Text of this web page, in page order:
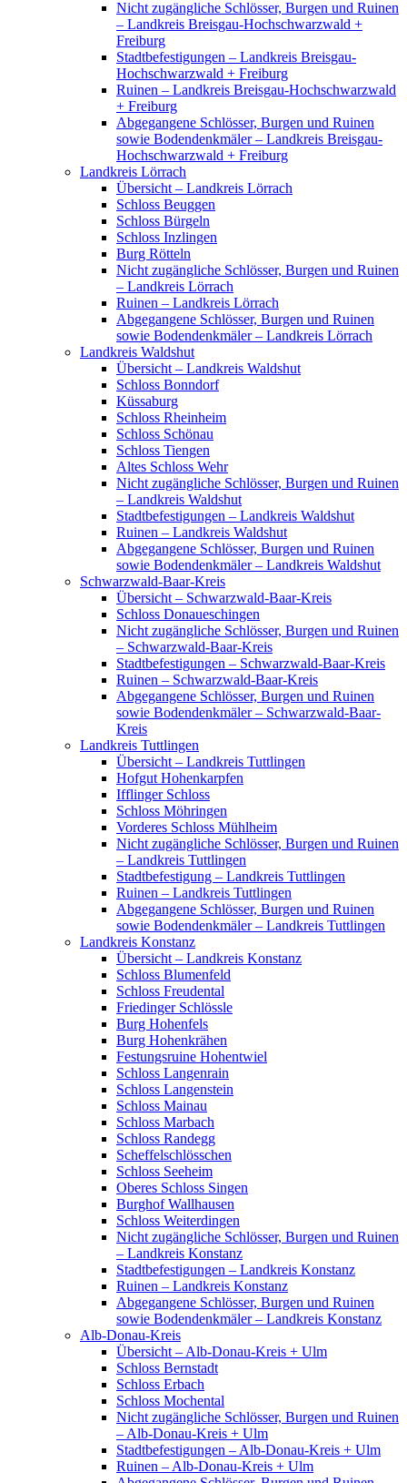
Nicht zugängliche Schlösser, Burgen und Ruinen
– Landkreis Breisgau-Hochschwarzwald +
Freiburg
Stadtbefestigungen – Landkreis Breisgau-
Hochschwarzwald + Freiburg
Ruinen – Landkreis Breisgau-Hochschwarzwald
+ Freiburg
Abgegangene Schlösser, Burgen und Ruinen
sowie Bodendenkmäler – Landkreis Breisgau-
Hochschwarzwald + Freiburg
Landkreis Lörrach
Übersicht – Landkreis Lörrach
Schloss Beuggen
Schloss Bürgeln
Schloss Inzlingen
Burg Rötteln
Nicht zugängliche Schlösser, Burgen und Ruinen
– Landkreis Lörrach
Ruinen – Landkreis Lörrach
Abgegangene Schlösser, Burgen und Ruinen
sowie Bodendenkmäler – Landkreis Lörrach
Landkreis Waldshut
Übersicht – Landkreis Waldshut
Schloss Bonndorf
Küssaburg
Schloss Rheinheim
Schloss Schönau
Schloss Tiengen
Altes Schloss Wehr
Nicht zugängliche Schlösser, Burgen und Ruinen
– Landkreis Waldshut
Stadtbefestigungen – Landkreis Waldshut
Ruinen – Landkreis Waldshut
Abgegangene Schlösser, Burgen und Ruinen
sowie Bodendenkmäler – Landkreis Waldshut
Schwarzwald-Baar-Kreis
Übersicht – Schwarzwald-Baar-Kreis
Schloss Donaueschingen
Nicht zugängliche Schlösser, Burgen und Ruinen
– Schwarzwald-Baar-Kreis
Stadtbefestigungen – Schwarzwald-Baar-Kreis
Ruinen – Schwarzwald-Baar-Kreis
Abgegangene Schlösser, Burgen und Ruinen
sowie Bodendenkmäler – Schwarzwald-Baar-
Kreis
Landkreis Tuttlingen
Übersicht – Landkreis Tuttlingen
Hofgut Hohenkarpfen
Ifflinger Schloss
Schloss Möhringen
Vorderes Schloss Mühlheim
Nicht zugängliche Schlösser, Burgen und Ruinen
– Landkreis Tuttlingen
Stadtbefestigung – Landkreis Tuttlingen
Ruinen – Landkreis Tuttlingen
Abgegangene Schlösser, Burgen und Ruinen
sowie Bodendenkmäler – Landkreis Tuttlingen
Landkreis Konstanz
Übersicht – Landkreis Konstanz
Schloss Blumenfeld
Schloss Freudental
Friedinger Schlössle
Burg Hohenfels
Burg Hohenkrähen
Festungsruine Hohentwiel
Schloss Langenrain
Schloss Langenstein
Schloss Mainau
Schloss Marbach
Schloss Randegg
Scheffelschlösschen
Schloss Seeheim
Oberes Schloss Singen
Burghof Wallhausen
Schloss Weiterdingen
Nicht zugängliche Schlösser, Burgen und Ruinen
– Landkreis Konstanz
Stadtbefestigungen – Landkreis Konstanz
Ruinen – Landkreis Konstanz
Abgegangene Schlösser, Burgen und Ruinen
sowie Bodendenkmäler – Landkreis Konstanz
Alb-Donau-Kreis
Übersicht – Alb-Donau-Kreis + Ulm
Schloss Bernstadt
Schloss Erbach
Schloss Mochental
Nicht zugängliche Schlösser, Burgen und Ruinen
– Alb-Donau-Kreis + Ulm
Stadtbefestigungen – Alb-Donau-Kreis + Ulm
Ruinen – Alb-Donau-Kreis + Ulm